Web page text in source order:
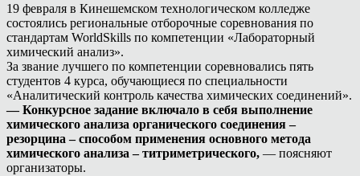
19 февраля в Кинешемском технологическом колледже
состоялись региональные отборочные соревнования по
стандартам WorldSkills по компетенции «Лабораторный
химический анализ».
За звание лучшего по компетенции соревновались пять
студентов 4 курса, обучающиеся по специальности
«Аналитический контроль качества химических соединений».
— Конкурсное задание включало в себя выполнение
химического анализа органического соединения –
резорцина – способом применения основного метода
химического анализа – титриметрического, — поясняют
организаторы.